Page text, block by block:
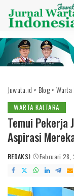
Juwata.id > Blog> Warta
WARTA KALTARA
Temui Pekerja
Aspirasi
POSTED
BY
REDAKSI Februari 28,